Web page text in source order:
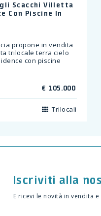
Scacchi Villetta
Con Piscine In
propone in vendita
trilocale terra cielo
con piscine
€ 105.000
Trilocali
Iscriviti alla
E ricevi le novità in vendita